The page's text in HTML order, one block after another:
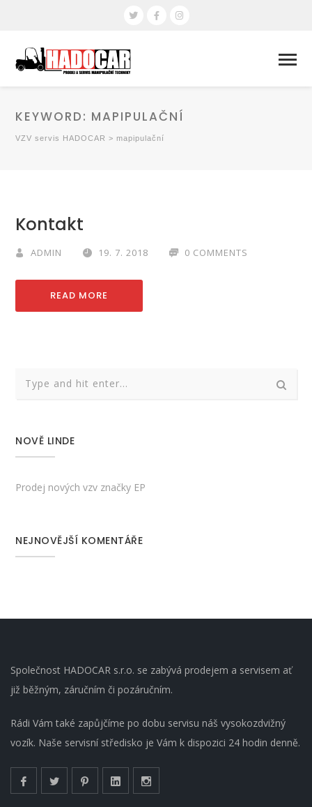
KEYWORD: MAPIPULAČNÍ
VZV servis HADOCAR > mapipulační
Kontakt
ADMIN 19. 7. 2018 0 COMMENTS
READ MORE
NOVĚ LINDE
Prodej nových vzv značky EP
NEJNOVĚJŠÍ KOMENTÁŘE
Společnost HADOCAR s.r.o. se zabývá prodejem a servisem ať
již běžným, záručním či pozáručním.
Rádi Vám také zapůjčíme po dobu servisu náš vysokozdvižný
vozík. Naše servisní středisko je Vám k dispozici 24 hodin denně.